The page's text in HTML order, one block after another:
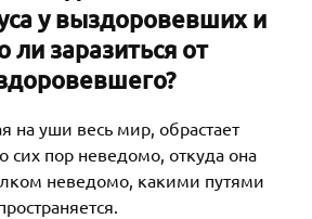
у выздоровевших и
заразиться от
на уши весь мир, обрастает
сих пор неведомо, откуда она
неведомо, какими путями